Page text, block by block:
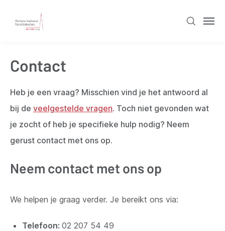
inhoud
Zoeken
Contact
Heb je een vraag? Misschien vind je het antwoord al
bij de veelgestelde vragen. Toch niet gevonden wat
je zocht of heb je specifieke hulp nodig? Neem
gerust contact met ons op.
Neem contact met ons op
We helpen je graag verder. Je bereikt ons via:
Telefoon: 02 207 54 49